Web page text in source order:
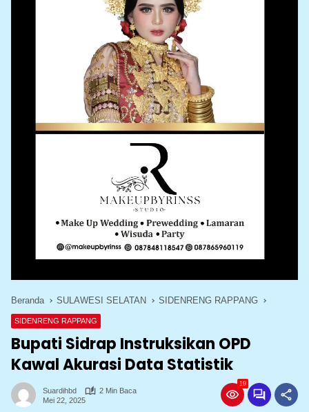
Beranda SULAWESI SELATAN SIDENRENG RAPPANG
SIDENRENG RAPPANG
Bupati Sidrap Instruksikan OPD
Kawal Akurasi Data Statistik
Suardihbd
2 Min Baca
Mei 22, 2025
19